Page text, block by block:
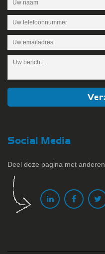
Social Media
Deel deze pagina met anderen